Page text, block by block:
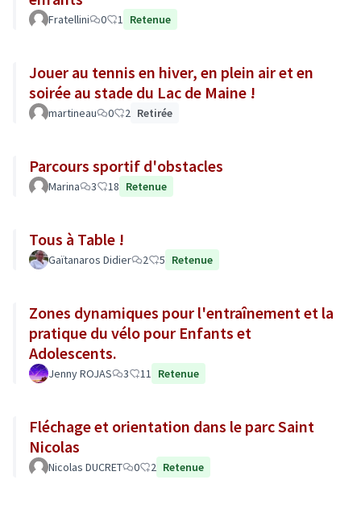
Fratellini 0 1 Retenue
Jouer au tennis en hiver, en plein air et en
soirée au stade du Lac de Maine !
martineau 0 2 Retirée
Parcours sportif d'obstacles
Marina 3 18 Retenue
Tous à Table !
Gaïtanaros Didier 2 5 Retenue
Zones dynamiques pour l'entraînement et la
pratique du vélo pour Enfants et
Adolescents.
Jenny ROJAS 3 11 Retenue
Fléchage et orientation dans le parc Saint
Nicolas
Nicolas DUCRET 0 2 Retenue